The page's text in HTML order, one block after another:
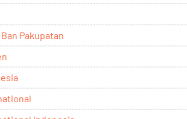
Pakupatan